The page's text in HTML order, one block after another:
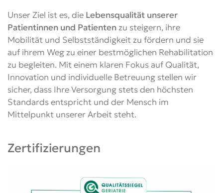
Unser Ziel ist es, die Lebensqualität unserer
Patientinnen und Patientenzu steigern, ihre
Mobilität und Selbstständigkeit zu fördern und sie
auf ihrem Weg zu einer bestmöglichen Rehabilitation
zu begleiten. Mit einem klaren Fokus auf Qualität,
Innovation und individuelle Betreuung stellen wir
sicher, dass Ihre Versorgung stets den höchsten
Standards entspricht und der Mensch im
Mittelpunkt unserer Arbeit steht.
Zertifizierungen